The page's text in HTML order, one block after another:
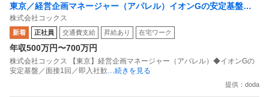
東京／経営企画マネージャー（アパレル）イオンGの安定基盤／
面接1回／即入社歓迎
株式会社コックス
新着 正社員 交通費支給 昇給あり 在宅ワーク
年収500万円〜700万円
株式会社コックス 【東京】経営企画マネージャー（アパレル）◆イオンGの
安定基盤／面接1回／即入社歓 …続きを見る
提供：doda